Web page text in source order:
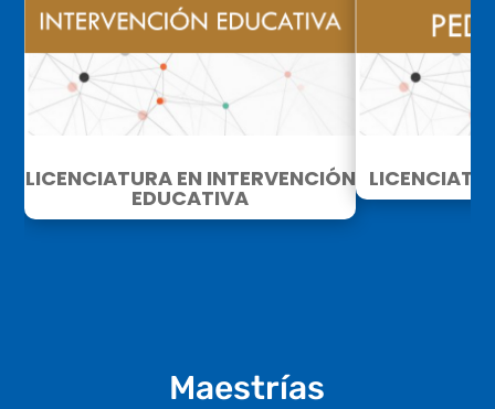
LICENCIATURA EN INTERVENCIÓN
EDUCATIVA
Maestrías